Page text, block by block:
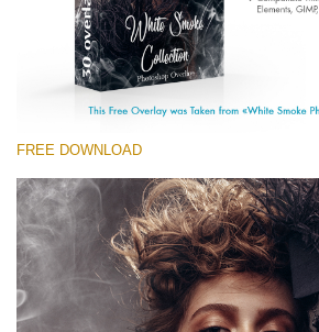
Tải xuống miễn phí
FREE DOWNLOAD